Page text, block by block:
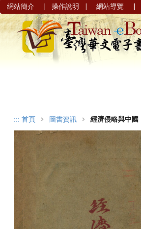
網站簡介 | 操作說明 | 網站導覽 |
::: 首頁 圖書資訊 經濟侵略與中國